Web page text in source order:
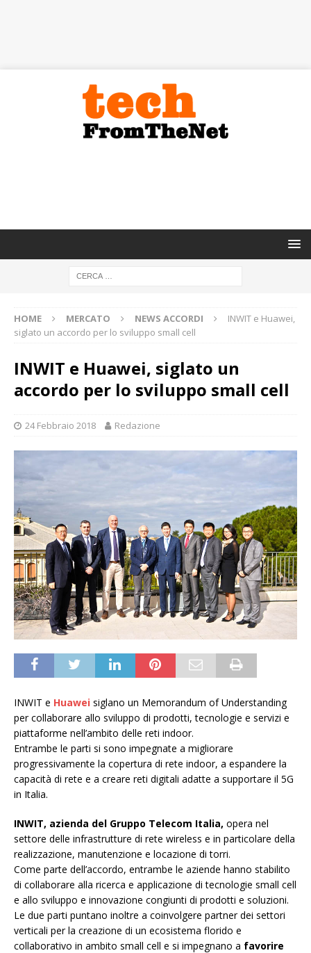
HOME MERCATO NEWS ACCORDI
INWIT e Huawei,
siglato un accordo per lo sviluppo small cell
INWIT e Huawei, siglato un
accordo per lo sviluppo small cell
24 Febbraio 2018 Redazione
INWIT e Huawei siglano un Memorandum of Understanding
per collaborare allo sviluppo di prodotti, tecnologie e servizi e
piattaforme nell’ambito delle reti indoor.
Entrambe le parti si sono impegnate a migliorare
progressivamente la copertura di rete indoor, a espandere la
capacità di rete e a creare reti digitali adatte a supportare il 5G
in Italia.
INWIT, azienda del Gruppo Telecom Italia, opera nel
settore delle infrastrutture di rete wireless e in particolare della
realizzazione, manutenzione e locazione di torri.
Come parte dell’accordo, entrambe le aziende hanno stabilito
di collaborare alla ricerca e applicazione di tecnologie small cell
e allo sviluppo e innovazione congiunti di prodotti e soluzioni.
Le due parti puntano inoltre a coinvolgere partner dei settori
verticali per la creazione di un ecosistema florido e
collaborativo in ambito small cell e si impegnano a favorire